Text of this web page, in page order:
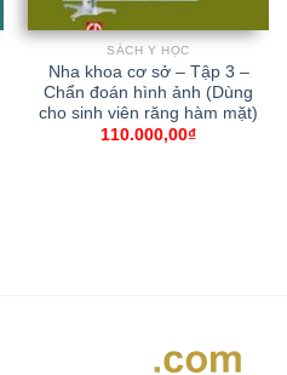
SÁCH Y HỌC
Nha khoa cơ sở – Tập 3 –
Chẩn đoán hình ảnh (Dùng
cho sinh viên răng hàm mặt)
110.000,00₫